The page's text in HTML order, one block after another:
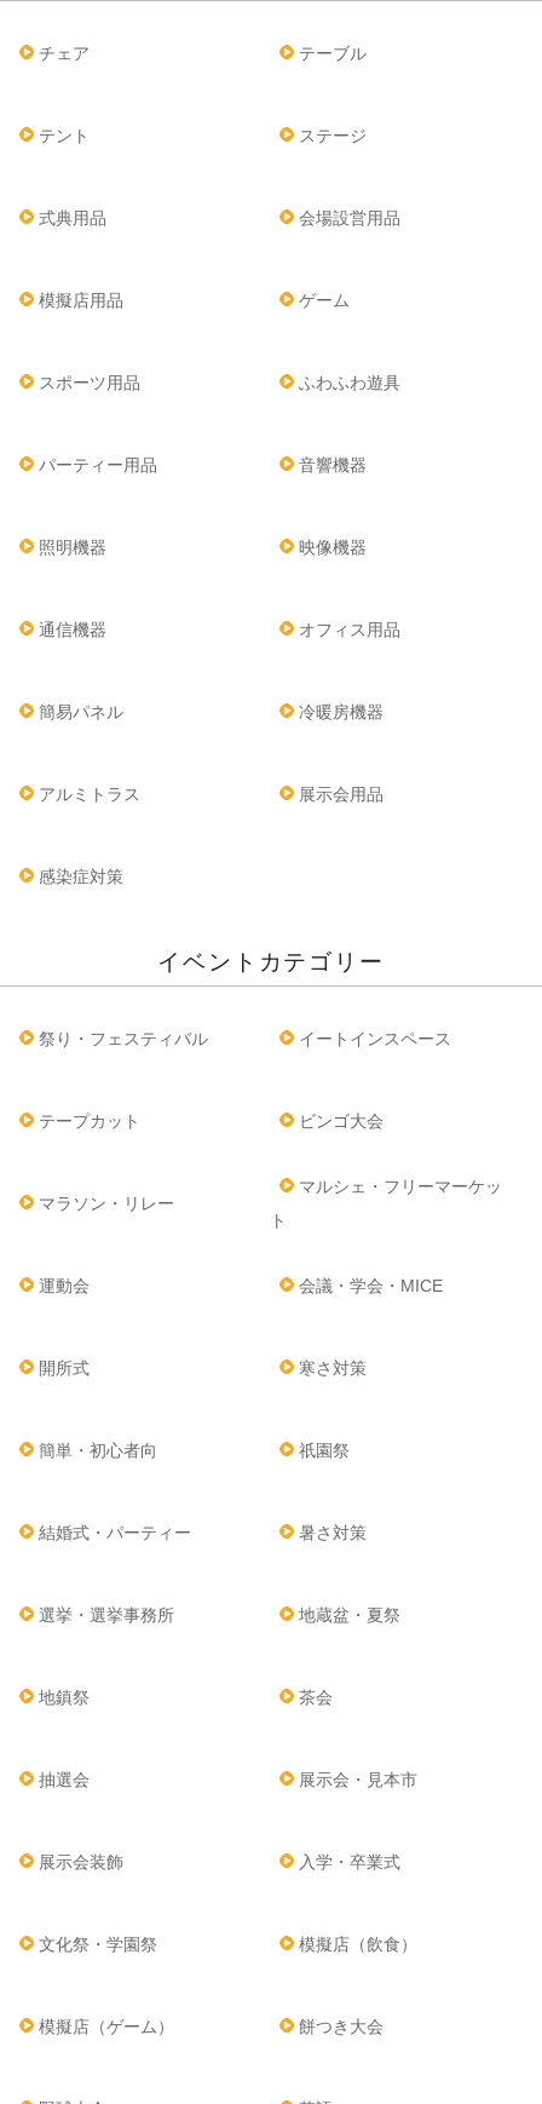
チェア テーブル
テント ステージ
式典用品 会場設営用品
模擬店用品 ゲーム
スポーツ用品 ふわふわ遊具
パーティー用品 音響機器
照明機器 映像機器
通信機器 オフィス用品
簡易パネル 冷暖房機器
アルミトラス 展示会用品
感染症対策
イベントカテゴリー
祭り・フェスティバル イートインスペース
テープカット ビンゴ大会
マラソン・リレー
マルシェ・フリーマーケッ
ト
運動会 会議・学会・MICE
開所式 寒さ対策
簡単・初心者向 祇園祭
結婚式・パーティー 暑さ対策
選挙・選挙事務所 地蔵盆・夏祭
地鎮祭 茶会
抽選会 展示会・見本市
展示会装飾 入学・卒業式
文化祭・学園祭 模擬店（飲食）
模擬店（ゲーム） 餅つき大会